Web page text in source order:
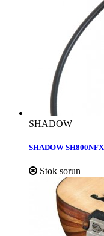
SHADOW
SHADOW
Stok sorun